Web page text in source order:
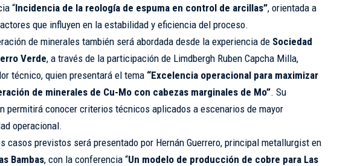
“Incidencia de la reología de espuma en control de arcillas”, orientada a
que influyen en la estabilidad y eficiencia del proceso.
de minerales también será abordada desde la experiencia de Sociedad
Verde, a través de la participación de Limdbergh Ruben Capcha Milla,
técnico, quien presentará el tema “Excelencia operacional para maximizar
de minerales de Cu-Mo con cabezas marginales de Mo”. Su
permitirá conocer criterios técnicos aplicados a escenarios de mayor
operacional.
casos previstos será presentado por Hernán Guerrero, principal metallurgist en
Bambas, con la conferencia “Un modelo de producción de cobre para Las